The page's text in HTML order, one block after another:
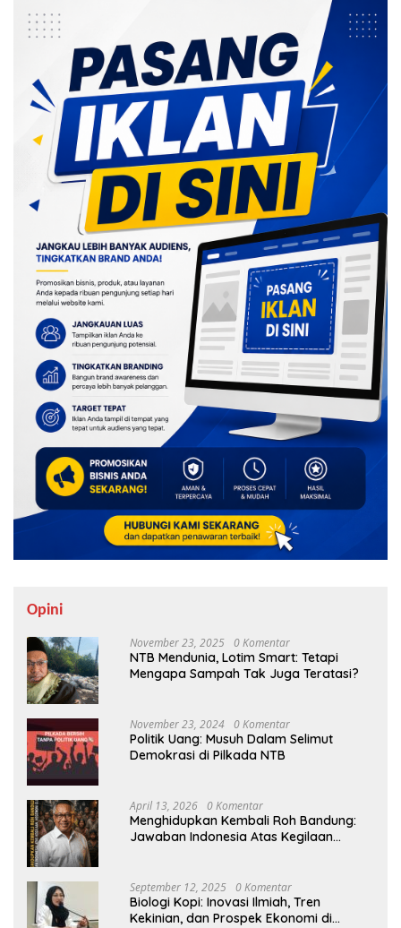
Opini
November 23, 2025 0 Komentar
NTB Mendunia, Lotim Smart: Tetapi
Mengapa Sampah Tak Juga Teratasi?
November 23, 2024 0 Komentar
Politik Uang: Musuh Dalam Selimut
Demokrasi di Pilkada NTB
April 13, 2026 0 Komentar
Menghidupkan Kembali Roh Bandung:
Jawaban Indonesia Atas Kegilaan
September 12, 2025 0 Komentar
Biologi Kopi: Inovasi Ilmiah, Tren
Kekinian, dan Prospek Ekonomi di